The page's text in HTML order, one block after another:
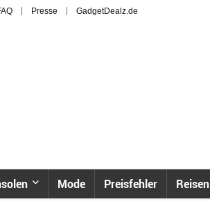
Presse GadgetDealz.de
Mode Preisfehler Reisen